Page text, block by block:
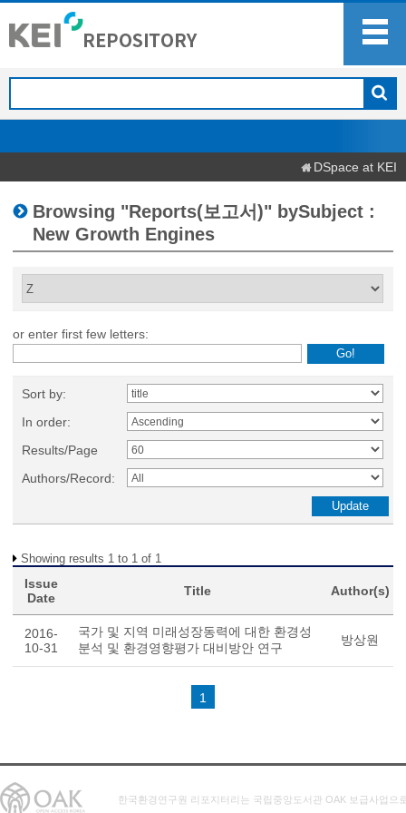
DSpace at KEI
Browsing "Reports(보고서)" bySubject :
New Growth Engines
or enter first few letters:
Sort by:
In order:
Results/Page
Authors/Record:
Showing results 1 to 1 of 1
Issue
Date
Title Author(s)
2016-
10-31
국가 및 지역 미래성장동력에 대한 환경성
분석 및 환경영향평가 대비방안 연구
방상원
1
한국환경연구원 리포지터리는 국립중앙도서관 OAK 보급사업